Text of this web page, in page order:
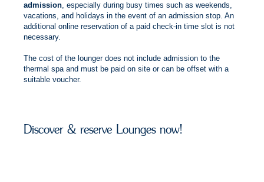
admission, especially during busy times such as weekends,
vacations, and holidays in the event of an admission stop. An
additional online reservation of a paid check-in time slot is not
necessary.
The cost of the lounger does not include admission to the
thermal spa and must be paid on site or can be offset with a
suitable voucher.
Discover & reserve Lounges now!